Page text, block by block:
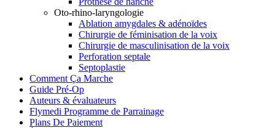
Oto-rhino-laryngologie
Ablation amygdales & adénoïdes
Chirurgie de féminisation de la voix
Chirurgie de masculinisation de la voix
Perforation septale
Septoplastie
Comment Ça Marche
Guide Pré-Op
Auteurs & évaluateurs
Flymedi Programme de Parrainage
Plans De Paiement